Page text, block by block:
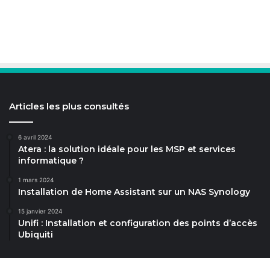
Articles les plus consultés
6 avril 2024
Atera : la solution idéale pour les MSP et services
informatique ?
1 mars 2024
Installation de Home Assistant sur un NAS Synology
15 janvier 2024
Unifi : Installation et configuration des points d’accès
Ubiquiti